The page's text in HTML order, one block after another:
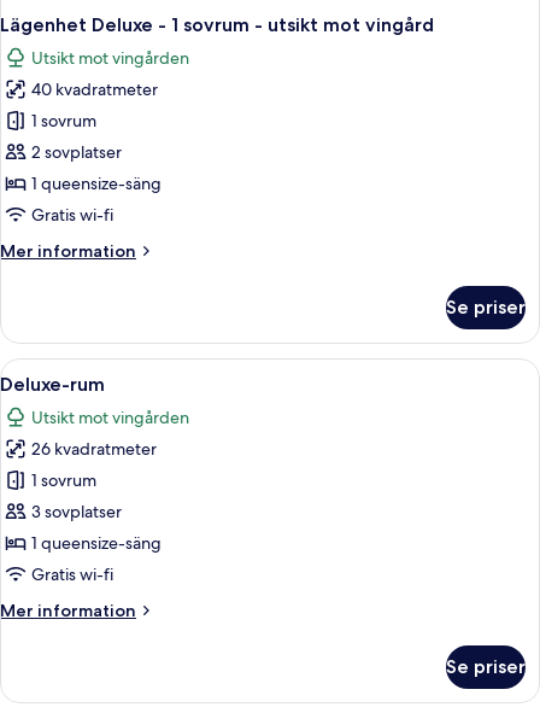
Lägenhet Deluxe - 1 sovrum - utsikt mot vingård
Utsikt mot vingården
40 kvadratmeter
1 sovrum
2 sovplatser
1 queensize-säng
Gratis wi-fi
Mer information
Mer
Deluxe
1
sovrum
utsikt
mot
vingård
Se priser
Öppna
alla
foton
för
Deluxe-
rum
Ett sovrum med en säng i trä, ett
1
Deluxe-rum
Utsikt mot vingården
26 kvadratmeter
1 sovrum
3 sovplatser
1 queensize-säng
Gratis wi-fi
Mer information
Mer
rum
Se priser